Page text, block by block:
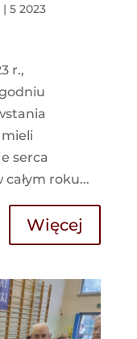
| 5 2023
r.,
serca
roku...
Więcej